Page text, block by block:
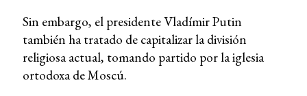
Sin embargo, el presidente Vladímir Putin
también ha tratado de capitalizar la división
religiosa actual, tomando partido por la iglesia
ortodoxa de Moscú.